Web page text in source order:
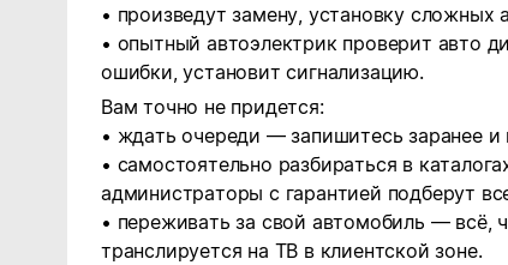
• произведут замену, установку сложных
• опытный автоэлектрик проверит авто
ошибки, установит сигнализацию.
Вам точно не придется:
• ждать очереди — запишитесь заранее и
• самостоятельно разбираться в
администраторы с гарантией подберут
• переживать за свой автомобиль — всё,
транслируется на ТВ в клиентской зоне.